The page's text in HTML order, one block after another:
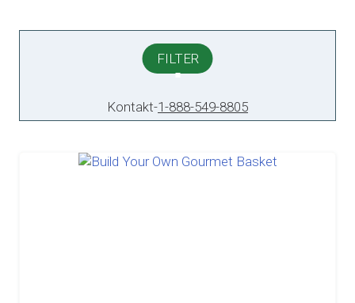
FILTER
Kontakt-1-888-549-8805